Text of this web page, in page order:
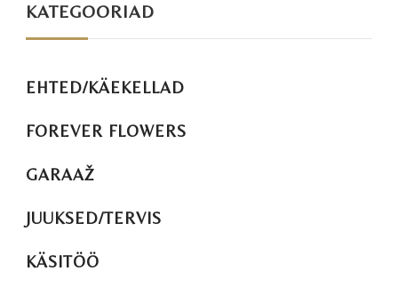
KATEGOORIAD
EHTED/KÄEKELLAD
FOREVER FLOWERS
GARAAŽ
JUUKSED/TERVIS
KÄSITÖÖ